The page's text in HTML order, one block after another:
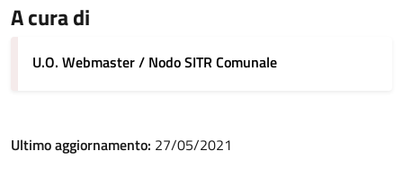
A cura di
U.O. Webmaster / Nodo SITR Comunale
Ultimo aggiornamento: 27/05/2021